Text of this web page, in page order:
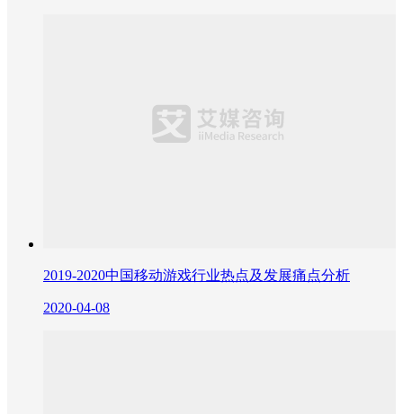
2019-2020中国移动游戏行业热点及发展痛点分析
2020-04-08